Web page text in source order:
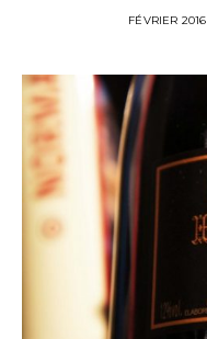
POSTED
FÉVRIER 2016